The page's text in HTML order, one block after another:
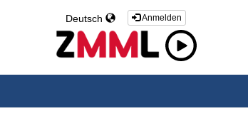
Anmelden
Deutsch